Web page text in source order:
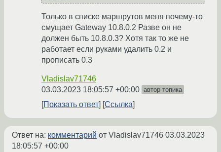
Только в списке маршрутов меня почему-то
смущает Gateway 10.8.0.2 Разве он не
должен быть 10.8.0.3? Хотя так то же не
работает если руками удалить 0.2 и
прописать 0.3
Vladislav71746
03.03.2023 18:05:57 +00:00 автор топика
Показать ответ Ссылка
Ответ на: комментарий от Vladislav71746 03.03.2023
18:05:57 +00:00